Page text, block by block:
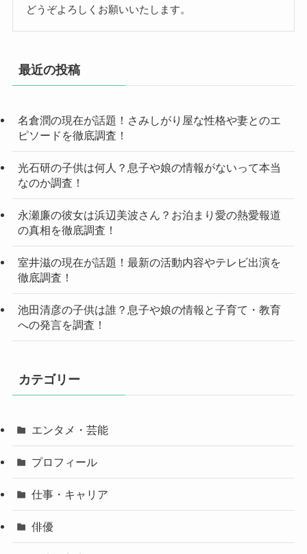
どうぞよろしくお願いいたします。
最近の投稿
名倉潤の現在が話題！さみしがり屋な性格や妻とのエ
ピソードを徹底調査！
光石研の子供は何人？息子や娘の情報がないって本当
なのか調査！
永瀬廉の彼女は浜辺美波さん？お泊まり愛の熱愛報道
の真相を徹底調査！
室井滋の現在が話題！最新の活動内容やテレビ出演を
徹底調査！
池田清彦の子供は誰？息子や娘の情報と子育て・教育
への発言を調査！
カテゴリー
エンタメ・芸能
プロフィール
仕事・キャリア
俳優